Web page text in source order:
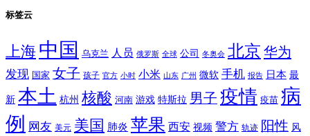
标签云
上海 中国 乌克兰 人员 俄罗斯 全球 公司 冬奥会 北京 华为
发现 国家 女子 孩子 官方 小时 小米 山东 广州 微软 手机 报告 日本 最
新 本土 杭州 核酸 河南 游戏 特斯拉 男子 疫情 疫苗 病
例
网友 美元 美国 肺炎 苹果 西安 视频 警方 轨迹 阳性 风